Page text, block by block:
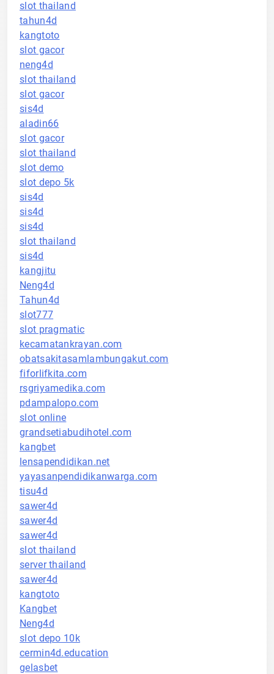
slot thailand
tahun4d
kangtoto
slot gacor
neng4d
slot thailand
slot gacor
sis4d
aladin66
slot gacor
slot thailand
slot demo
slot depo 5k
sis4d
sis4d
sis4d
slot thailand
sis4d
kangjitu
Neng4d
Tahun4d
slot777
slot pragmatic
kecamatankrayan.com
obatsakitasamlambungakut.com
fiforlifkita.com
rsgriyamedika.com
pdampalopo.com
slot online
grandsetiabudihotel.com
kangbet
lensapendidikan.net
yayasanpendidikanwarga.com
tisu4d
sawer4d
sawer4d
sawer4d
slot thailand
server thailand
sawer4d
kangtoto
Kangbet
Neng4d
slot depo 10k
cermin4d.education
gelasbet